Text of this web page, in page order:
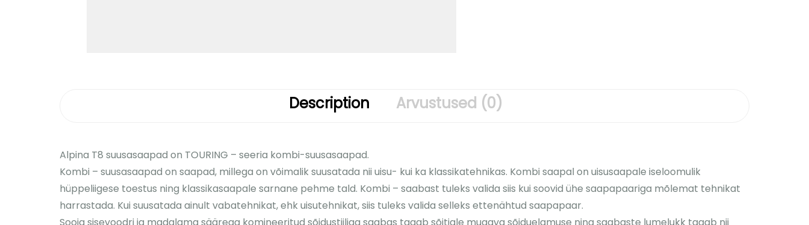
Description Arvustused (0)
Alpina T8 suusasaapad on TOURING – seeria kombi-suusasaapad.
Kombi – suusasaapad on saapad, millega on võimalik suusatada nii uisu- kui ka klassikatehnikas. Kombi saapal on uisusaapale iseloomulik
hüppeliigese toestus ning klassikasaapale sarnane pehme tald. Kombi – saabast tuleks valida siis kui soovid ühe saapapaariga mõlemat tehnikat
harrastada. Kui suusatada ainult vabatehnikat, ehk uisutehnikat, siis tuleks valida selleks ettenähtud saapapaar.